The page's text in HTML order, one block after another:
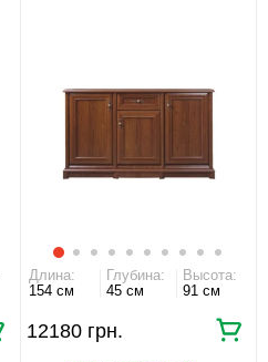
Длина:
154 см
Глубина:
45 см
Высота:
91 см
12180 грн.